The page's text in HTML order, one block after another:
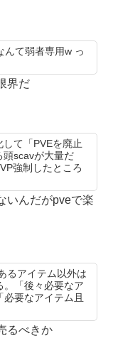
んて弱者専用w っ
界だ
て「PVEを廃止
頭scavが大量だ
強制したところ
いんだがpveで楽
るアイテム以外は
。「後々必要なア
要なアイテム且
るべきか